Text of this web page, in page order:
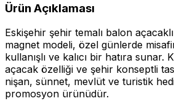
Ürün Açıklaması
Eskişehir şehir temalı balon açacaklı
magnet modeli, özel günlerde
kullanışlı ve kalıcı bir hatıra sunar.
açacak özelliği ve şehir konseptli
nişan, sünnet, mevlüt ve turistik
promosyon ürünüdür.